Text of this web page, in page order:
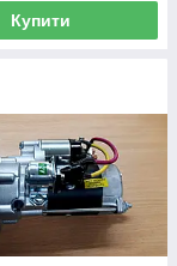
Купити